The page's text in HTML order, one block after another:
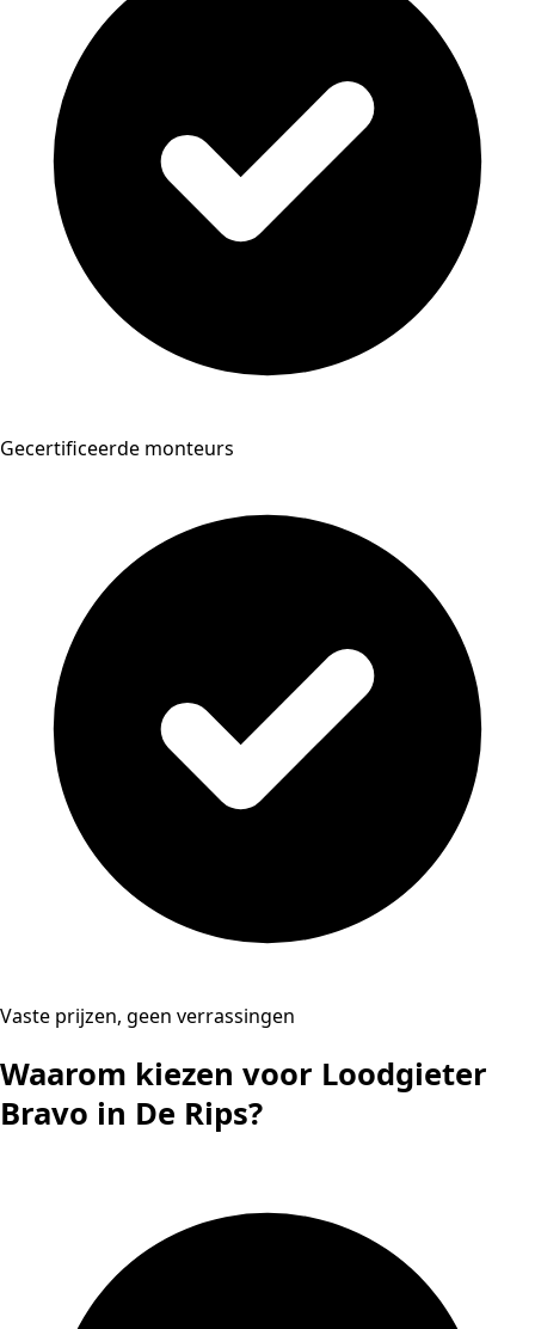
Gecertificeerde monteurs
Vaste prijzen, geen verrassingen
Waarom kiezen voor Loodgieter
Bravo in De Rips?